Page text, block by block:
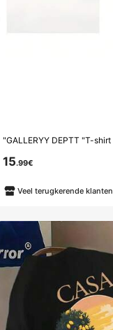
15.99€
Veel terugkerende klanten